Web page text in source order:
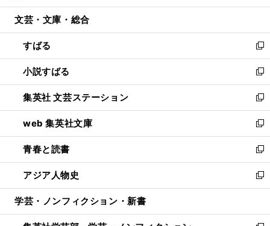
開
ウ
開
く
ン
ウ
で
開
く
ウ
ン
ド
ウ
で
開
く
文芸・文庫・総合
すばる
新
し
い
ウ
ィ
ン
ド
ウ
で
開
く
小説すばる
新
し
い
ウ
ィ
ン
ド
ウ
で
開
集英社 文芸ステーション
新
し
い
ウ
ィ
ン
ド
ウ
開
web 集英社文庫
新
し
い
ウ
ィ
ン
ウ
青春と読書
新
し
い
ウ
ン
アジア人物史
新
し
ウ
学芸・ノンフィクション・新書